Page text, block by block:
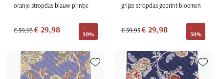
oranje stropdas blauw printje
€ 59,95€ 29,98
-
50%
grijze stropdas geprint bloemen
€ 59,95€ 29,98
-
50%
Toevoegen aan favorieten